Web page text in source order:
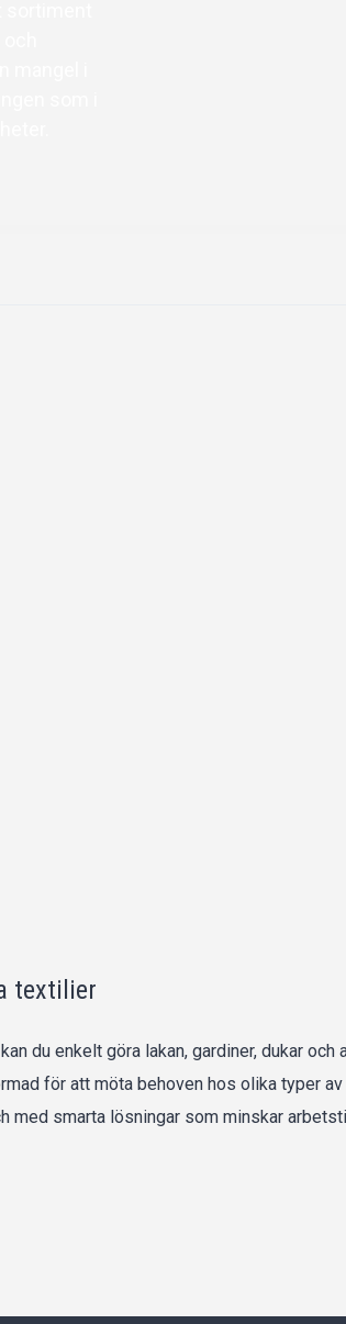
textilier
du enkelt göra lakan, gardiner, dukar
för att möta behoven hos olika typer
med smarta lösningar som minskar